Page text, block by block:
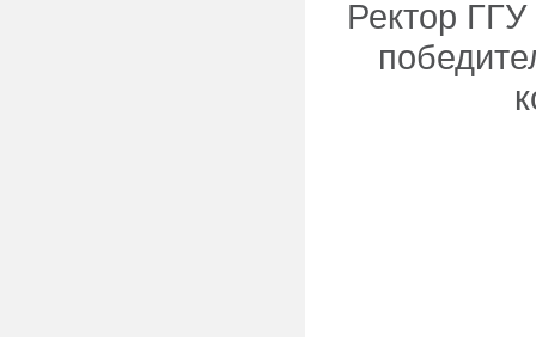
Ректор